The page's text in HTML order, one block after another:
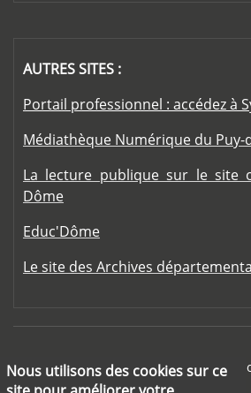
Nous utilisons des cookies sur ce
AUTRES SITES :
Portail professionnel : accédez à
Médiathèque Numérique du Puy-
La lecture publique sur le site
Dôme
Educ'Dôme
Le site des Archives
Footer menu
Mentions légales